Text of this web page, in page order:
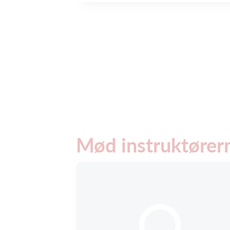
Mød